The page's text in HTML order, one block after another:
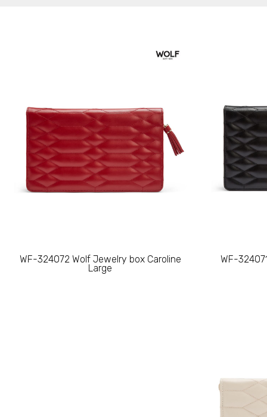
WF-
WF-324072 Wolf Jewelry box Caroline
Large